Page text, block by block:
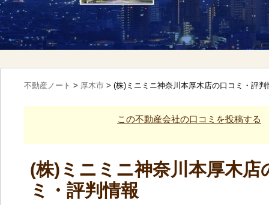
不動産ノート > 厚木市 > (株)ミニミニ神奈川本厚木店の口コミ・評判
この不動産会社の口コミを投稿する
(株)ミニミニ神奈川本厚木店
ミ・評判情報